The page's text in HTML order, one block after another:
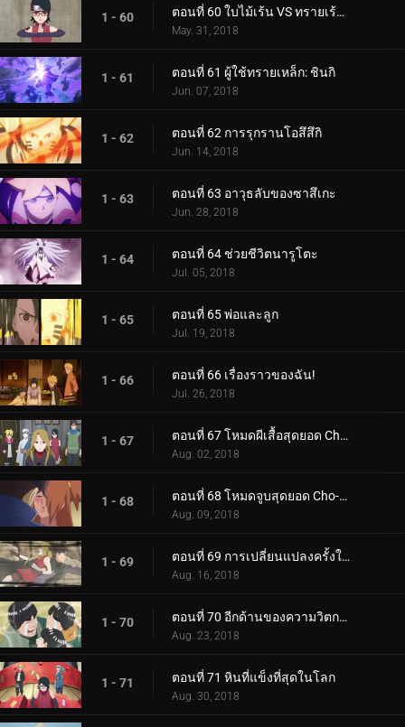
1 - 60 ตอนที่ 60 ใบไม้เร้น VS ทรายเร้นลับ
May. 31, 2018
1 - 61 ตอนที่ 61 ผู้ใช้ทรายเหล็ก: ชินกิ
Jun. 07, 2018
1 - 62 ตอนที่ 62 การรุกรานโอสึสึกิ
Jun. 14, 2018
1 - 63 ตอนที่ 63 อาวุธลับของซาสึเกะ
Jun. 28, 2018
1 - 64 ตอนที่ 64 ช่วยชีวิตนารูโตะ
Jul. 05, 2018
1 - 65 ตอนที่ 65 พ่อและลูก
Jul. 19, 2018
1 - 66 ตอนที่ 66 เรื่องราวของฉัน!
Jul. 26, 2018
1 - 67 ตอนที่ 67 โหมดผีเสื้อสุดยอด Cho-Cho!
Aug. 02, 2018
1 - 68 ตอนที่ 68 โหมดจูบสุดยอด Cho-Cho!
Aug. 09, 2018
1 - 69 ตอนที่ 69 การเปลี่ยนแปลงครั้งใหญ่ของความรัก Cho-Cho!
Aug. 16, 2018
1 - 70 ตอนที่ 70 อีกด้านของความวิตกกังวล
Aug. 23, 2018
1 - 71 ตอนที่ 71 หินที่แข็งที่สุดในโลก
Aug. 30, 2018